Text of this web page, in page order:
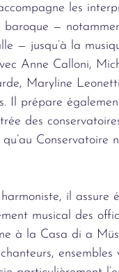
les
baroque —
— jusqu’à la
Anne Calloni,
Maryline
Il prépare
des
Conservatoire
il assure
musical des
à la Casa di a
ensembles